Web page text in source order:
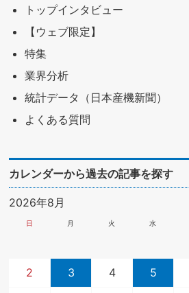
トップインタビュー
【ウェブ限定】
特集
業界分析
統計データ（日本産機新聞）
よくある質問
カレンダーから過去の記事を探す
2026年8月
日 月 火 水
2 3 4 5